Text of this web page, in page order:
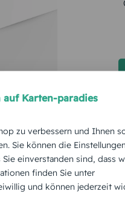
Karten-paradies
zu verbessern und Ihnen
Sie können die
einverstanden sind, dass
finden Sie unter
und können jederzeit